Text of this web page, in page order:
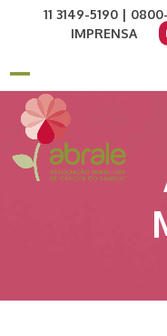
11 3149-5190 |
IMPRENSA
Open
mobile
menu
Close
mobile
menu